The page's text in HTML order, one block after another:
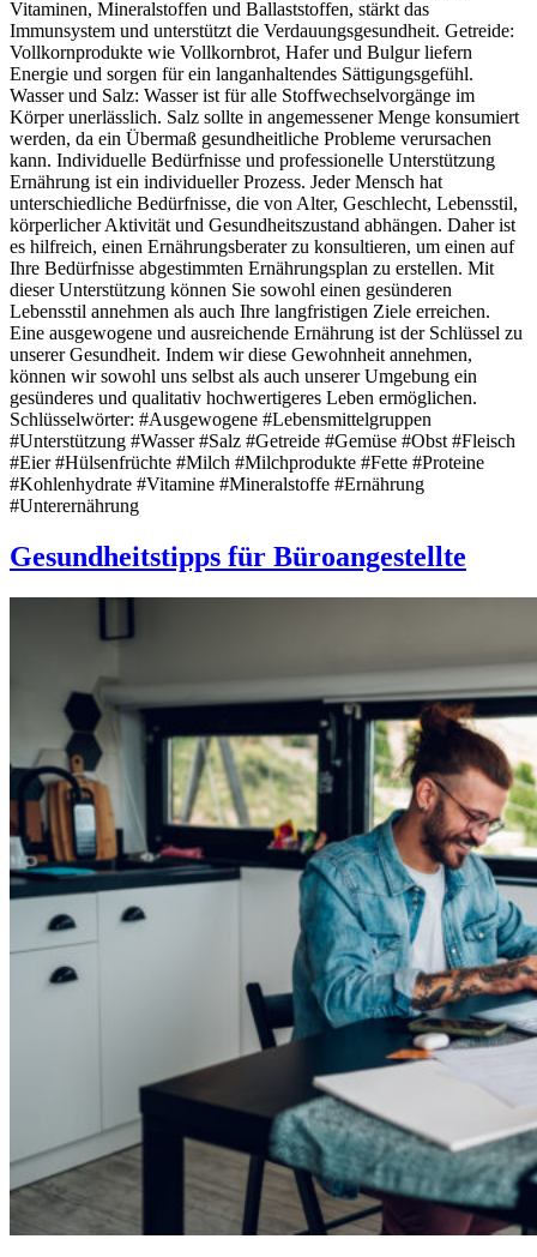
Vitaminen, Mineralstoffen und Ballaststoffen, stärkt das
Immunsystem und unterstützt die Verdauungsgesundheit. Getreide:
Vollkornprodukte wie Vollkornbrot, Hafer und Bulgur liefern
Energie und sorgen für ein langanhaltendes Sättigungsgefühl.
Wasser und Salz: Wasser ist für alle Stoffwechselvorgänge im
Körper unerlässlich. Salz sollte in angemessener Menge konsumiert
werden, da ein Übermaß gesundheitliche Probleme verursachen
kann. Individuelle Bedürfnisse und professionelle Unterstützung
Ernährung ist ein individueller Prozess. Jeder Mensch hat
unterschiedliche Bedürfnisse, die von Alter, Geschlecht, Lebensstil,
körperlicher Aktivität und Gesundheitszustand abhängen. Daher ist
es hilfreich, einen Ernährungsberater zu konsultieren, um einen auf
Ihre Bedürfnisse abgestimmten Ernährungsplan zu erstellen. Mit
dieser Unterstützung können Sie sowohl einen gesünderen
Lebensstil annehmen als auch Ihre langfristigen Ziele erreichen.
Eine ausgewogene und ausreichende Ernährung ist der Schlüssel zu
unserer Gesundheit. Indem wir diese Gewohnheit annehmen,
können wir sowohl uns selbst als auch unserer Umgebung ein
gesünderes und qualitativ hochwertigeres Leben ermöglichen.
Schlüsselwörter: #Ausgewogene #Lebensmittelgruppen
#Unterstützung #Wasser #Salz #Getreide #Gemüse #Obst #Fleisch
#Eier #Hülsenfrüchte #Milch #Milchprodukte #Fette #Proteine
#Kohlenhydrate #Vitamine #Mineralstoffe #Ernährung
#Unterernährung
Gesundheitstipps für Büroangestellte